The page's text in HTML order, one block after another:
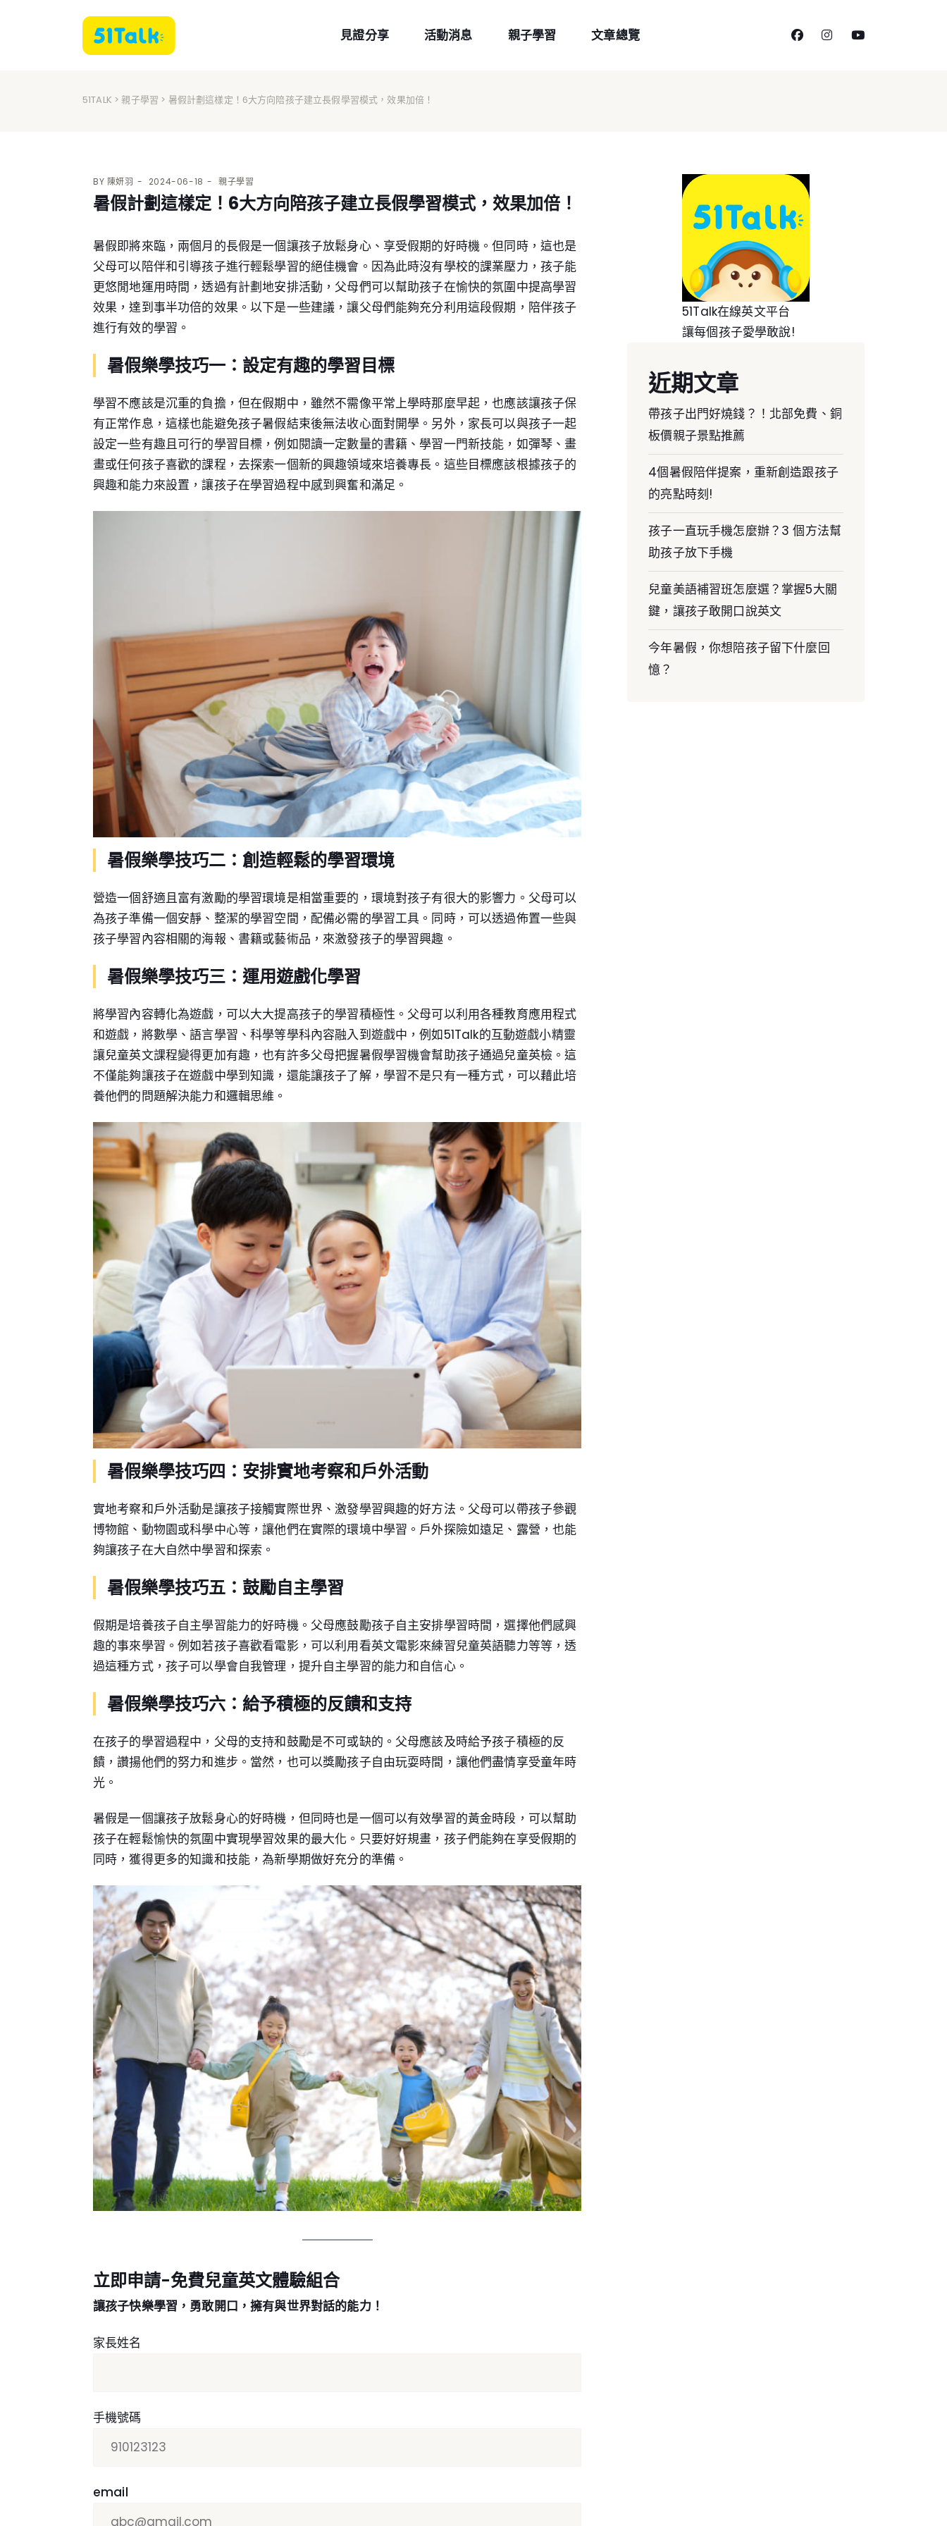
見證分享 活動消息 親子學習 文章總覽 facebookinstagram
youtube
51TALK >親子學習 > 暑假計劃這樣定！6大方向陪孩子建立長假學習模式，效果加倍！
BY 陳妍羽 2024-06-18 親子學習
暑假計劃這樣定！6大方向陪孩子建立長假學習模式，效果加倍！
暑假即將來臨，兩個月的長假是一個讓孩子放鬆身心、享受假期的好時機。但同時，這也是
父母可以陪伴和引導孩子進行輕鬆學習的絕佳機會。因為此時沒有學校的課業壓力，孩子能
更悠閒地運用時間，透過有計劃地安排活動，父母們可以幫助孩子在愉快的氛圍中提高學習
效果，達到事半功倍的效果。以下是一些建議，讓父母們能夠充分利用這段假期，陪伴孩子
進行有效的學習。
暑假樂學技巧一：設定有趣的學習目標
學習不應該是沉重的負擔，但在假期中，雖然不需像平常上學時那麼早起，也應該讓孩子保
有正常作息，這樣也能避免孩子暑假結束後無法收心面對開學。另外，家長可以與孩子一起
設定一些有趣且可行的學習目標，例如閱讀一定數量的書籍、學習一門新技能，如彈琴、畫
畫或任何孩子喜歡的課程，去探索一個新的興趣領域來培養專長。這些目標應該根據孩子的
興趣和能力來設置，讓孩子在學習過程中感到興奮和滿足。
暑假樂學技巧二：創造輕鬆的學習環境
營造一個舒適且富有激勵的學習環境是相當重要的，環境對孩子有很大的影響力。父母可以
為孩子準備一個安靜、整潔的學習空間，配備必需的學習工具。同時，可以透過佈置一些與
孩子學習內容相關的海報、書籍或藝術品，來激發孩子的學習興趣。
暑假樂學技巧三：運用遊戲化學習
將學習內容轉化為遊戲，可以大大提高孩子的學習積極性。父母可以利用各種教育應用程式
和遊戲，將數學、語言學習、科學等學科內容融入到遊戲中，例如51Talk的互動遊戲小精靈
讓兒童英文課程變得更加有趣，也有許多父母把握暑假學習機會幫助孩子通過兒童英檢。這
不僅能夠讓孩子在遊戲中學到知識，還能讓孩子了解，學習不是只有一種方式，可以藉此培
養他們的問題解決能力和邏輯思維。
暑假樂學技巧四：安排實地考察和戶外活動
實地考察和戶外活動是讓孩子接觸實際世界、激發學習興趣的好方法。父母可以帶孩子參觀
博物館、動物園或科學中心等，讓他們在實際的環境中學習。戶外探險如遠足、露營，也能
夠讓孩子在大自然中學習和探索。
暑假樂學技巧五：鼓勵自主學習
假期是培養孩子自主學習能力的好時機。父母應鼓勵孩子自主安排學習時間，選擇他們感興
趣的事來學習。例如若孩子喜歡看電影，可以利用看英文電影來練習兒童英語聽力等等，透
過這種方式，孩子可以學會自我管理，提升自主學習的能力和自信心。
暑假樂學技巧六：給予積極的反饋和支持
在孩子的學習過程中，父母的支持和鼓勵是不可或缺的。父母應該及時給予孩子積極的反
饋，讚揚他們的努力和進步。當然，也可以獎勵孩子自由玩耍時間，讓他們盡情享受童年時
光。
暑假是一個讓孩子放鬆身心的好時機，但同時也是一個可以有效學習的黃金時段，可以幫助
孩子在輕鬆愉快的氛圍中實現學習效果的最大化。只要好好規畫，孩子們能夠在享受假期的
同時，獲得更多的知識和技能，為新學期做好充分的準備。
立即申請-免費兒童英文體驗組合
讓孩子快樂學習，勇敢開口，擁有與世界對話的能力！
家長姓名
手機號碼
email
51Talk在線英文平台
讓每個孩子愛學敢說!
近期文章
帶孩子出門好燒錢？！北部免費、銅
板價親子景點推薦
4個暑假陪伴提案，重新創造跟孩子
的亮點時刻!
孩子一直玩手機怎麼辦？3 個方法幫
助孩子放下手機
兒童美語補習班怎麼選？掌握5大關
鍵，讓孩子敢開口說英文
今年暑假，你想陪孩子留下什麼回
憶？